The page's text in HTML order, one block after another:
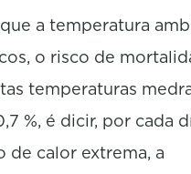
a temperatura
o risco de
temperaturas
%, é dicir, por cada
de calor extrema, a